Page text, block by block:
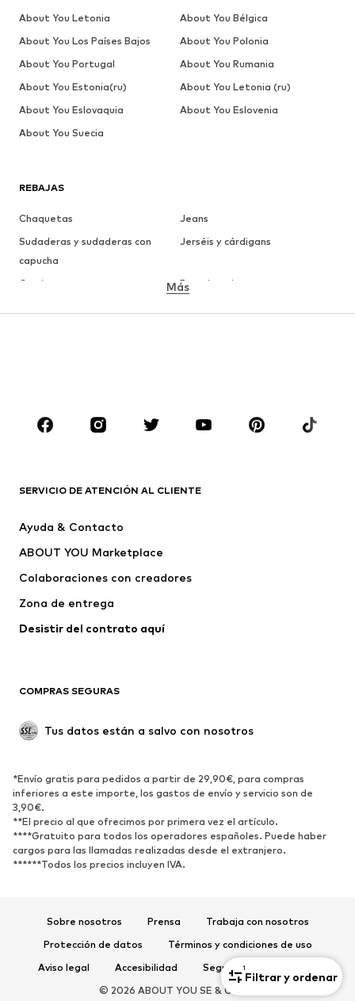
1
Filtrar y ordenar
REBAJAS
Chaquetas
Jeans
Sudaderas y sudaderas con
capucha
Jerséis y cárdigans
Camisetas
Ropa interior
ROPA
Camisetas
Jeans
Pantalones
Ropa interior
Jerséis y cárdigans
Trajes y chaquetas
Nuevo
Tendencia
Zapatos bajos
Zapatos deportivos
Zapatos abiertos
DEPORTE
Ropa deportiva
Disciplinas deportivas
Complementos deportivos
COMPLEMENTOS
Gorras y gorros
Más
SERVICIO DE ATENCIÓN AL CLIENTE
Ayuda & Contacto
ABOUT YOU Marketplace
Colaboraciones con creadores
Zona de entrega
Desistir del contrato aquí
COMPRAS SEGURAS
Tus datos están a salvo con nosotros
*Envío gratis para pedidos a partir de 29,90€, para compras
inferiores a este importe, los gastos de envío y servicio son de
3,90€.
**El precio al que ofrecimos por primera vez el artículo.
****Gratuito para todos los operadores españoles. Puede haber
cargos para las llamadas realizadas desde el extranjero.
******Todos los precios incluyen IVA.
Sobre nosotros Prensa
Trabaja con nosotros
Protección de datos
Términos y condiciones de uso
Aviso legal
Accesibilidad
Seguridad del producto
© 2026 ABOUT YOU SE & Co. KG
About You Letonia
About You Bélgica
About You Los Países Bajos
About You Polonia
About You Portugal
About You Rumania
About You Estonia(ru)
About You Letonia (ru)
About You Eslovaquia
About You Eslovenia
About You Suecia